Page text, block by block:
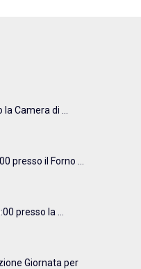
Camera di ...
presso il Forno ...
presso la ...
Giornata per